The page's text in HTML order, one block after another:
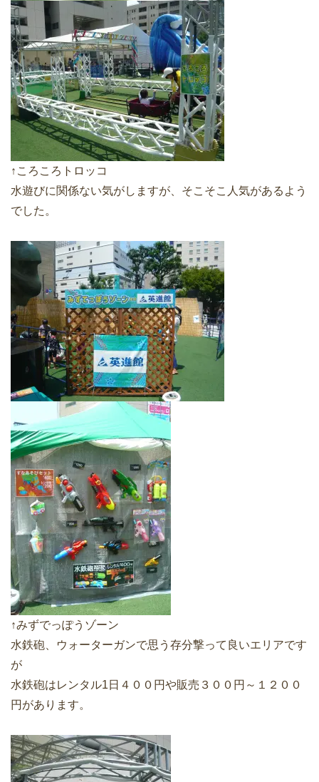
↑ころころトロッコ
水遊びに関係ない気がしますが、そこそこ人気があるよう
でした。
↑みずでっぽうゾーン
水鉄砲、ウォーターガンで思う存分撃って良いエリアです
が
水鉄砲はレンタル1日４００円や販売３００円～１２００
円があります。